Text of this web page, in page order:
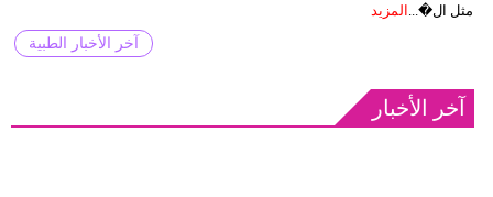
مثل ال�...
المزيد
آخر الأخبار الطبية
آخر الأخبار